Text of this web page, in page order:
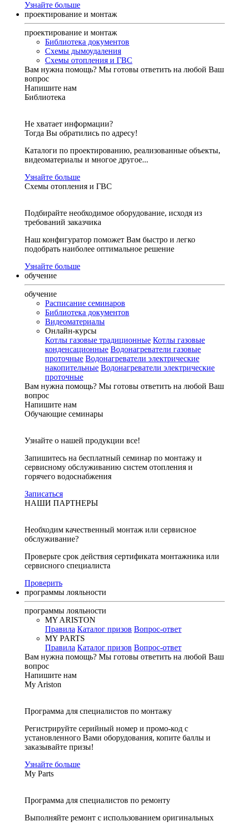
Узнайте больше
проектирование и монтаж
проектирование и монтаж
Библиотека документов
Схемы дымоудаления
Схемы отопления и ГВС
Вам нужна помощь? Мы готовы ответить на любой Ваш
вопрос
Напишите нам
Библиотека
Не хватает информации?
Тогда Вы обратились по адресу!
Каталоги по проектированию, реализованные объекты,
видеоматериалы и многое другое...
Узнайте больше
Схемы отопления и ГВС
Подбирайте необходимое оборудование, исходя из
требований заказчика
Наш конфигуратор поможет Вам быстро и легко
подобрать наиболее оптимальное решение
Узнайте больше
обучение
обучение
Расписание семинаров
Библиотека документов
Видеоматериалы
Онлайн-курсы
Котлы газовые традиционные Котлы газовые
конденсационные Водонагреватели газовые
проточные Водонагреватели электрические
накопительные Водонагреватели электрические
проточные
Вам нужна помощь? Мы готовы ответить на любой Ваш
вопрос
Напишите нам
Обучающие семинары
Узнайте о нашей продукции все!
Запишитесь на бесплатный семинар по монтажу и
сервисному обслуживанию систем отопления и
горячего водоснабжения
Записаться
НАШИ ПАРТНЕРЫ
Необходим качественный монтаж или сервисное
обслуживание?
Проверьте срок действия сертификата монтажника или
сервисного специалиста
Проверить
программы лояльности
программы лояльности
MY ARISTON
Правила Каталог призов Вопрос-ответ
MY PARTS
Правила Каталог призов Вопрос-ответ
Вам нужна помощь? Мы готовы ответить на любой Ваш
вопрос
Напишите нам
My Ariston
Программа для специалистов по монтажу
Регистрируйте серийный номер и промо-код с
установленного Вами оборудования, копите баллы и
заказывайте призы!
Узнайте больше
My Parts
Программа для специалистов по ремонту
Выполняйте ремонт с использованием оригинальных